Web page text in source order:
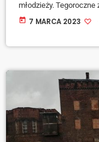
młodzieży.
'Pracuję i zarabiam', to
today 7 MARCA 2023